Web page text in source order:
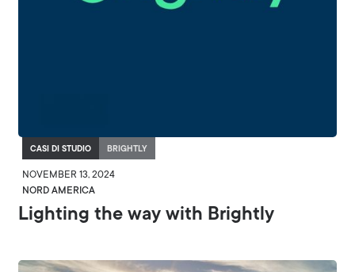
CASI DI STUDIO BRIGHTLY
NOVEMBER 13, 2024
NORD AMERICA
Lighting the way with Brightly